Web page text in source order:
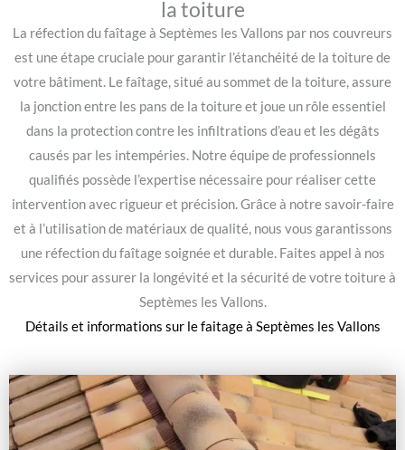
la toiture
La réfection du faîtage à Septèmes les Vallons par nos couvreurs
est une étape cruciale pour garantir l’étanchéité de la toiture de
votre bâtiment. Le faîtage, situé au sommet de la toiture, assure
la jonction entre les pans de la toiture et joue un rôle essentiel
dans la protection contre les infiltrations d’eau et les dégâts
causés par les intempéries. Notre équipe de professionnels
qualifiés possède l’expertise nécessaire pour réaliser cette
intervention avec rigueur et précision. Grâce à notre savoir-faire
et à l’utilisation de matériaux de qualité, nous vous garantissons
une réfection du faîtage soignée et durable. Faites appel à nos
services pour assurer la longévité et la sécurité de votre toiture à
Septèmes les Vallons.
Détails et informations sur lefaitage à Septèmes les Vallons